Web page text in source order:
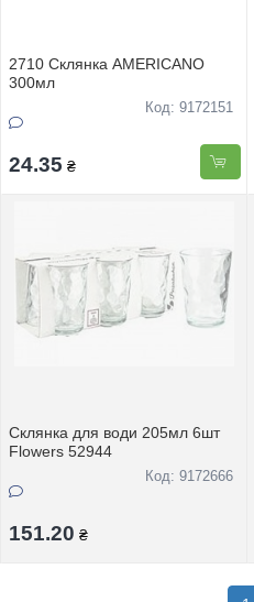
2710 Склянка AMERICANO
300мл
Код: 9172151
24.35 ₴
Склянка для води 205мл 6шт
Flowers 52944
Код: 9172666
151.20 ₴